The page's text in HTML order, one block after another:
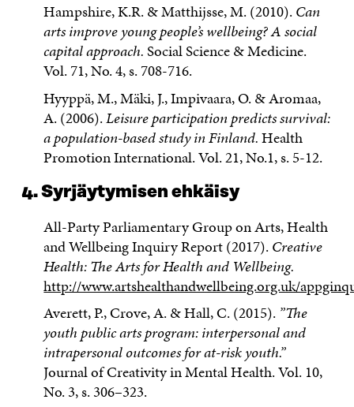
Hampshire, K.R. & Matthijsse, M. (2010). Can
arts improve young people’s wellbeing? A social
capital approach.Social Science & Medicine.
Vol. 71, No. 4, s. 708-716.
Hyyppä, M., Mäki, J., Impivaara, O. & Aromaa,
A. (2006).Leisure participation predicts survival:
a population-based study in Finland.Health
Promotion International. Vol. 21, No.1, s. 5-12.
4. Syrjäytymisen ehkäisy
All-Party Parliamentary Group on Arts, Health
and Wellbeing Inquiry Report (2017). Creative
Health: The Arts for Health and Wellbeing.
http://www.artshealthandwellbeing.org.uk/
Averett, P., Crove, A. & Hall, C. (2015). ”The
youth public arts program: interpersonal and
intrapersonal outcomes for at-risk youth.”
Journal of Creativity in Mental Health. Vol. 10,
No. 3, s. 306–323.